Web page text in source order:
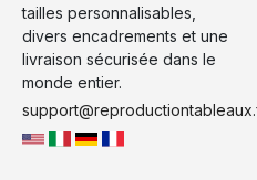
tailles personnalisables,
divers encadrements et une
livraison sécurisée dans le
monde entier.